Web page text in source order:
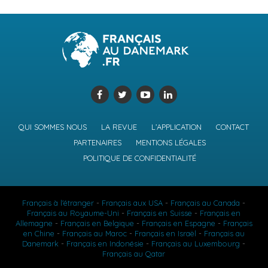
seront d’un grand secours. Mais attention, la
concurrence entre expatriés de toutes provenances
Consulter notre fiche pays Danemark pour en savoir
QUI SOMMES NOUS LA REVUE L’APPLICATION
CONTACT
PARTENAIRES
MENTIONS LÉGALES
POLITIQUE DE CONFIDENTIALITÉ
Français à l'étranger - Français aux USA - Français au Canada -
Français au Royaume-Uni - Français en Suisse - Français en
Allemagne - Français en Belgique - Français en Espagne - Français
en Chine - Français au Maroc- Français en Israël - Français au
Danemark - Français en Indonésie - Français au Luxembourg -
Français au Qatar